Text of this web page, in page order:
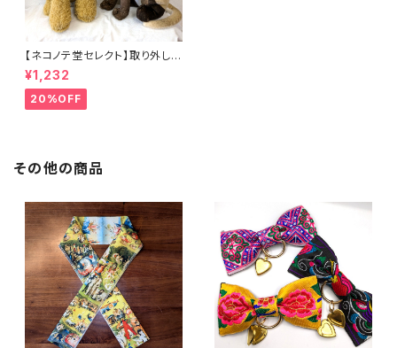
【ネコノテ堂セレクト】取り外し可
能 バンダナ or 蝶ネクタイ ペッ
ト首輪 チェック柄2種類 ベー
ジュ ブラウン リボン 安全
首輪 犬 猫
¥1,232
20%OFF
その他の商品